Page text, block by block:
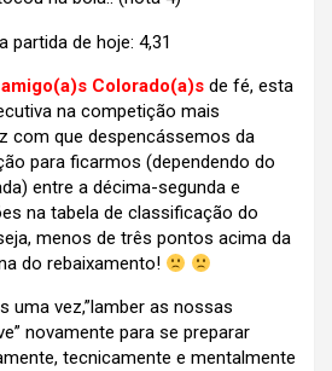
partida de hoje: 4,31
amigo(a)s Colorado(a)s de fé, esta
na competição mais
com que despencássemos da
para ficarmos (dependendo do
entre a décima-segunda e
na tabela de classificação do
menos de três pontos acima da
do rebaixamento!
uma vez,”lamber as nossas
novamente para se preparar
tecnicamente e mentalmente